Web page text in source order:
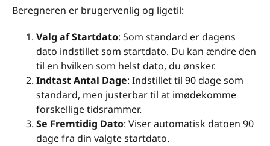
Beregneren er brugervenlig og ligetil:
Valg af Startdato: Som standard er dagens
dato indstillet som startdato. Du kan ændre den
til en hvilken som helst dato, du ønsker.
Indtast Antal Dage: Indstillet til 90 dage som
standard, men justerbar til at imødekomme
forskellige tidsrammer.
Se Fremtidig Dato: Viser automatisk datoen 90
dage fra din valgte startdato.